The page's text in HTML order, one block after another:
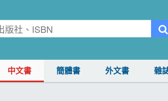
中文書 簡體書 外文書 雜